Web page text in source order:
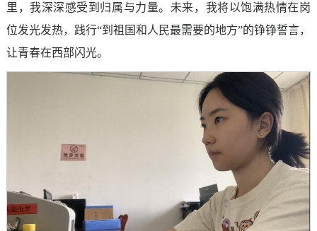
里，我深深感受到归属与力量。未来，我将以饱满热情在岗
位发光发热，践行“到祖国和人民最需要的地方”的铮铮誓言，
让青春在西部闪光。